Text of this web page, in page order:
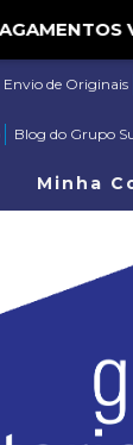
VIA
Envio de Originais
Blog do Grupo
Minha